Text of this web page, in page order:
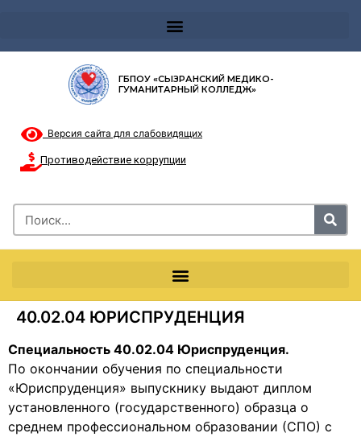
ГБПОУ «СЫЗРАНСКИЙ МЕДИКО-
ГУМАНИТАРНЫЙ КОЛЛЕДЖ»
Версия сайта для слабовидящих
Противодействие коррупции
40.02.04 ЮРИСПРУДЕНЦИЯ
Специальность 40.02.04 Юриспруденция.
По окончании обучения по специальности
«Юриспруденция» выпускнику выдают диплом
установленного (государственного) образца о
среднем профессиональном образовании (СПО) с